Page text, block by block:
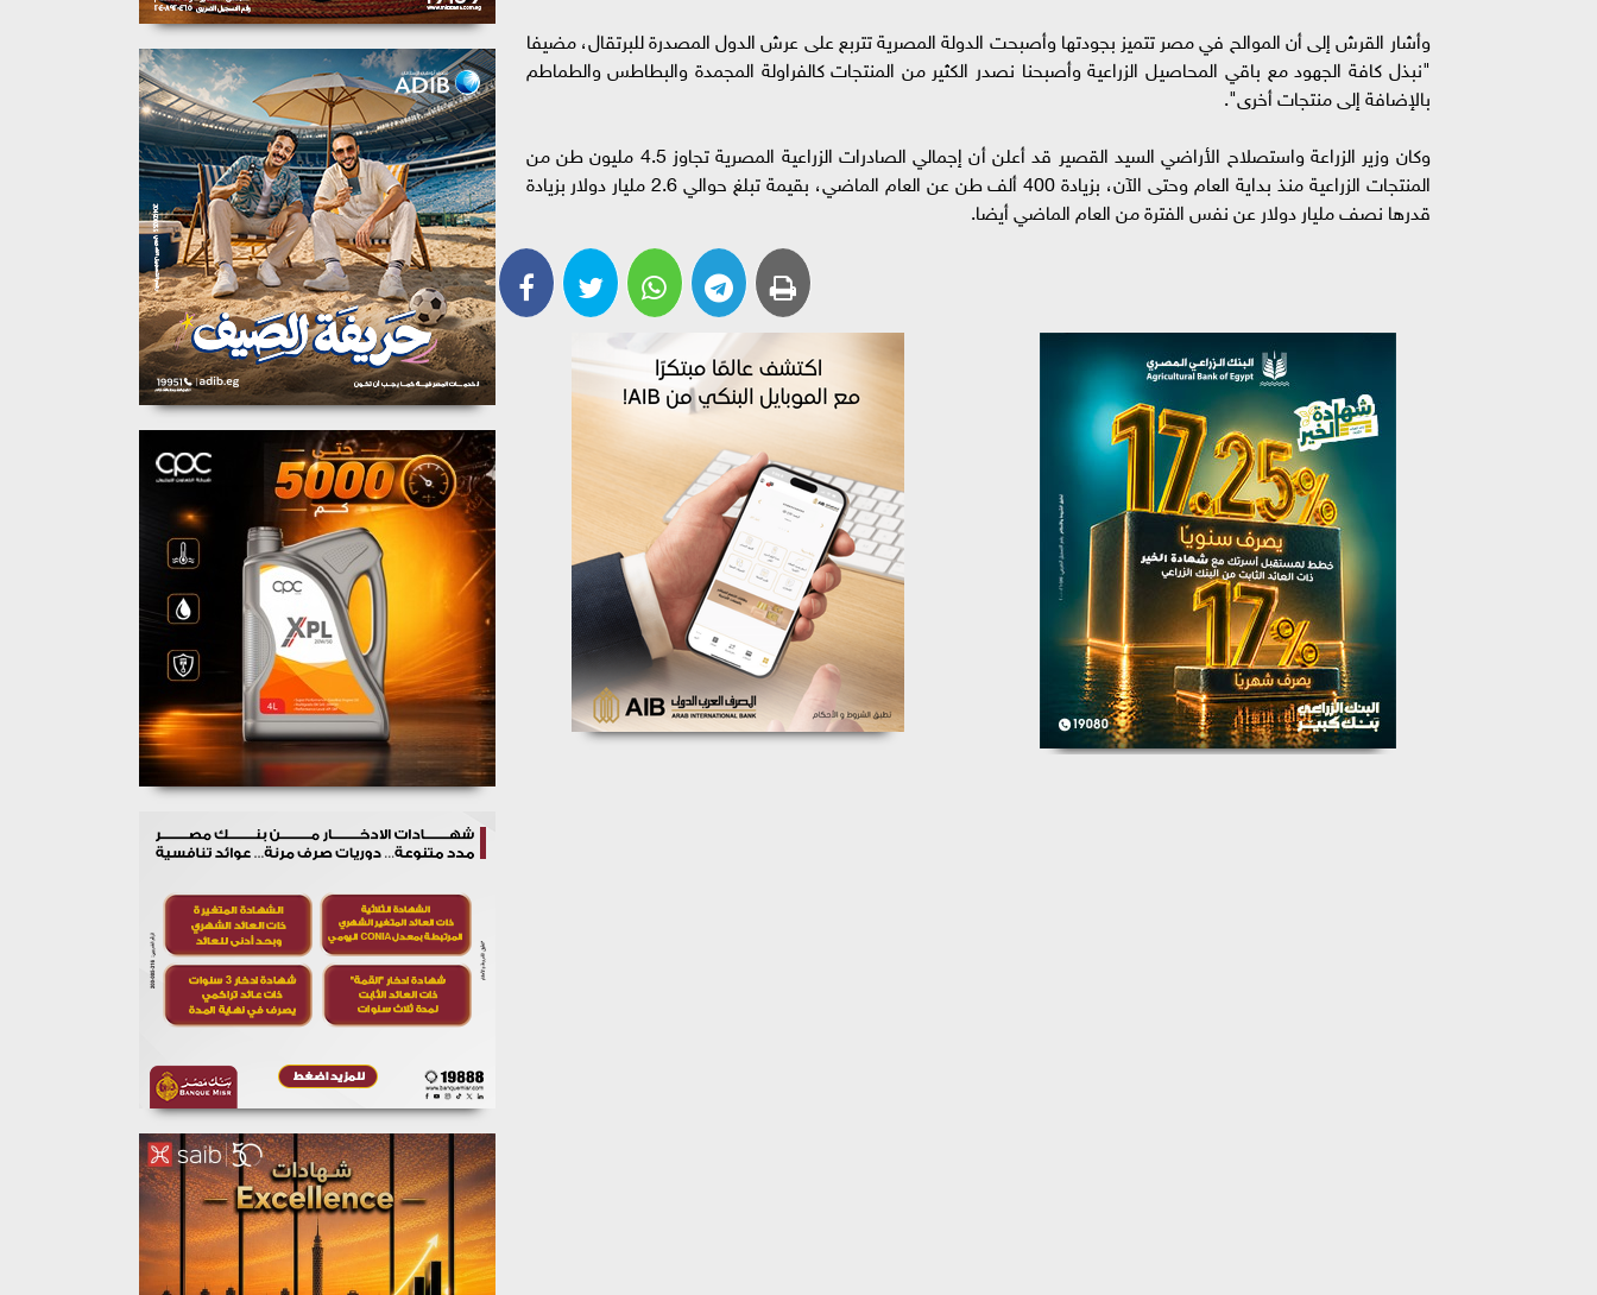
وأشار القرش إلى أن الموالح في مصر تتميز بجودتها وأصبحت الدولة المصرية تتربع على عرش الدول المصدرة للبرتقال، مضيفا
"نبذل كافة الجهود مع باقي المحاصيل الزراعية وأصبحنا نصدر الكثير من المنتجات كالفراولة المجمدة والبطاطس والطماطم
بالإضافة إلى منتجات أخرى".
وكان وزير الزراعة واستصلاح الأراضي السيد القصير قد أعلن أن إجمالي الصادرات الزراعية المصرية تجاوز 4.5 مليون طن من
المنتجات الزراعية منذ بداية العام وحتى الآن، بزيادة 400 ألف طن عن العام الماضي، بقيمة تبلغ حوالي 2.6 مليار دولار بزيادة
قدرها نصف مليار دولار عن نفس الفترة من العام الماضي أيضا.